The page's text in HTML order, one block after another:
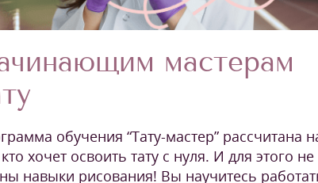
мастерам
обучения “Тату-мастер” рассчитана
кто хочет освоить тату с нуля. И для этого не
навыки рисования! Вы научитесь